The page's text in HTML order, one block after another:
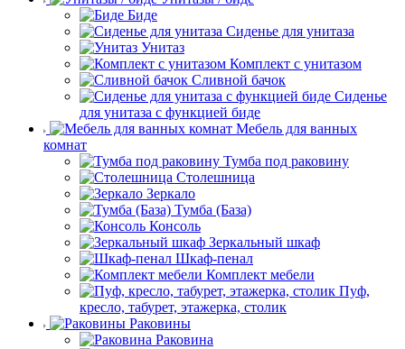
Биде
Сиденье для унитаза
Унитаз
Комплект с унитазом
Сливной бачок
Сиденье
для унитаза с функцией биде
Мебель для ванных
комнат
Тумба под раковину
Столешница
Зеркало
Тумба (База)
Консоль
Зеркальный шкаф
Шкаф-пенал
Комплект мебели
Пуф,
кресло, табурет, этажерка, столик
Раковины
Раковина